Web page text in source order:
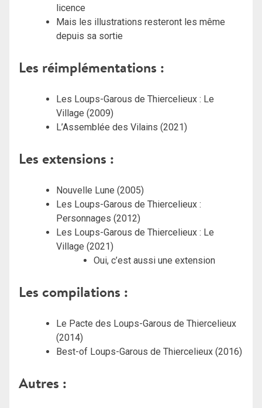
licence
Mais les illustrations resteront les même
depuis sa sortie
Les réimplémentations :
Les Loups-Garous de Thiercelieux : Le
Village (2009)
L’Assemblée des Vilains (2021)
Les extensions :
Nouvelle Lune (2005)
Les Loups-Garous de Thiercelieux :
Personnages (2012)
Les Loups-Garous de Thiercelieux : Le
Village (2021)
Oui, c’est aussi une extension
Les compilations :
Le Pacte des Loups-Garous de Thiercelieux
(2014)
Best-of Loups-Garous de Thiercelieux (2016)
Autres :